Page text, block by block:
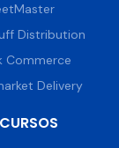
Distribution
Commerce
Delivery